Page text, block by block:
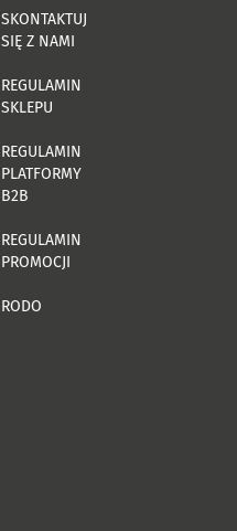
SKONTAKTUJ
SIĘ Z NAMI
REGULAMIN
SKLEPU
REGULAMIN
PLATFORMY
B2B
REGULAMIN
PROMOCJI
RODO